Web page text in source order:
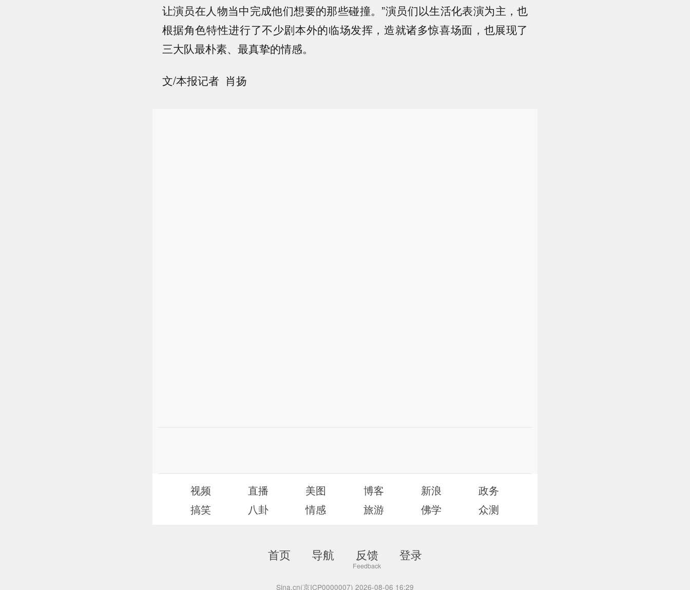
让演员在人物当中完成他们想要的那些碰撞。”演员们以生活化表演为主，也
根据角色特性进行了不少剧本外的临场发挥，造就诸多惊喜场面，也展现了
三大队最朴素、最真挚的情感。
文/本报记者 肖扬
视频 直播 美图 博客 新浪
政务
搞笑
八卦 情感 旅游 佛学 众测
首页 导航 反馈 登录
Sina.cn(京ICP0000007) 2026-08-06 16:29